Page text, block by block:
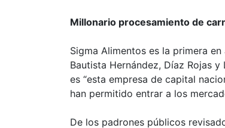
Millonario procesamiento de
Sigma Alimentos es la primera
Bautista Hernández, Díaz Rojas
es “esta empresa de capital
han permitido entrar a los
De los padrones públicos